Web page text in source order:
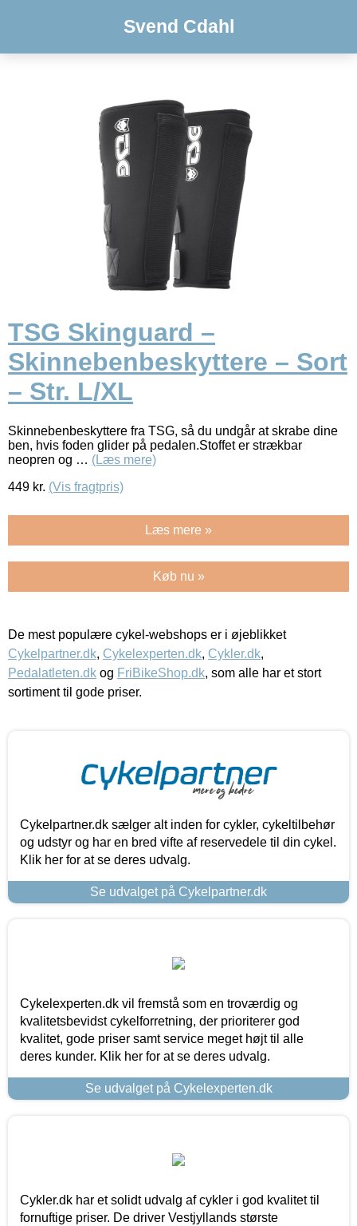
Svend Cdahl
TSG Skinguard –
Skinnebenbeskyttere – Sort
– Str. L/XL
Skinnebenbeskyttere fra TSG, så du undgår at skrabe dine
ben, hvis foden glider på pedalen.Stoffet er strækbar
neopren og … (Læs mere)
449 kr. (Vis fragtpris)
Læs mere »
Køb nu »
De mest populære cykel-webshops er i øjeblikket
Cykelpartner.dk, Cykelexperten.dk, Cykler.dk,
Pedalatleten.dk og FriBikeShop.dk, som alle har et stort
sortiment til gode priser.
Cykelpartner.dk sælger alt inden for cykler, cykeltilbehør
og udstyr og har en bred vifte af reservedele til din cykel.
Klik her for at se deres udvalg.
Se udvalget på Cykelpartner.dk
Cykelexperten.dk vil fremstå som en troværdig og
kvalitetsbevidst cykelforretning, der prioriterer god
kvalitet, gode priser samt service meget højt til alle
deres kunder. Klik her for at se deres udvalg.
Se udvalget på Cykelexperten.dk
Cykler.dk har et solidt udvalg af cykler i god kvalitet til
fornuftige priser. De driver Vestjyllands største